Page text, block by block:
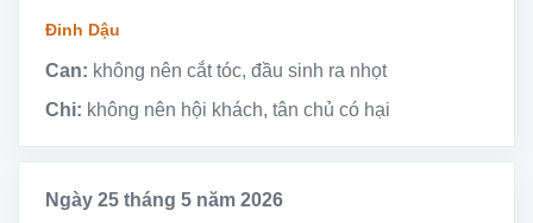
Đinh Dậu
Can: không nên cắt tóc, đầu sinh ra nhọt
Chi: không nên hội khách, tân chủ có hại
Ngày 25 tháng 5 năm 2026